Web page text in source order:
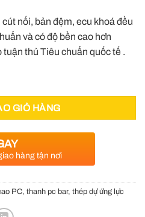
nối, bản đệm, ecu khoá đều
và có độ bền cao hơn
thủ Tiêu chuẩn quốc tế .
GIỎ HÀNG
hàng tận nơi
PC, thanh pc bar, thép dự ứng lực